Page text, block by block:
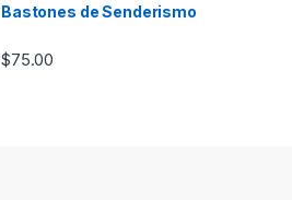
Bastones de Senderismo
$75.00